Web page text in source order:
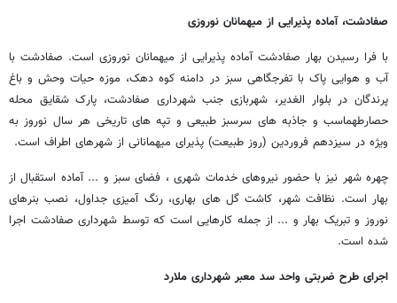
صفادشت، آماده پذیرایی از میهمانان نوروزی
با فرا رسیدن بهار صفادشت آماده پذیرایی از میهمانان نوروزی است. صفادشت با
آب و هوایی پاک با تفرجگاهی سبز در دامنه کوه دهک، موزه حیات وحش و باغ
پرندگان در بلوار الغدیر، شهربازی جنب شهرداری صفادشت، پارک شقایق محله
حصارطهماسب و جاذبه های سرسبز طبیعی و تپه های تاریخی هر سال نوروز به
ویژه در سیزدهم فروردین (روز طبیعت) پذیرای میهمانانی از شهرهای اطراف است.
چهره شهر نیز با حضور نیروهای خدمات شهری ، فضای سبز و ... آماده استقبال از
بهار است. نظافت شهر، کاشت گل های بهاری، رنگ آمیزی جداول، نصب بنرهای
نوروز و تبریک بهار و ... از جمله کارهایی است که توسط شهرداری صفادشت اجرا
شده است.
اجرای طرح ضربتی واحد سد معبر شهرداری ملارد